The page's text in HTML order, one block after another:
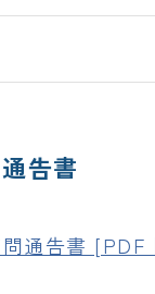
告書
通告書 [PDF